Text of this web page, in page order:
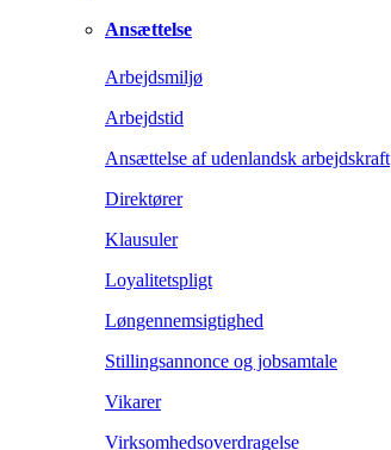
Ansættelse
Arbejdsmiljø
Arbejdstid
Ansættelse af udenlandsk arbejdskraft
Direktører
Klausuler
Loyalitetspligt
Løngennemsigtighed
Stillingsannonce og jobsamtale
Vikarer
Virksomhedsoverdragelse